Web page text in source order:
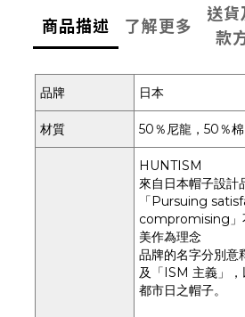
商品描述 了解更多
送
款
品牌 日本
材質 50％尼龍，50％棉
HUNTISM
來自日本帽子設
「Pursuing
compromising」
美作為理念
品牌的名字分別意
及「ISM 主義」
都市日之帽子。